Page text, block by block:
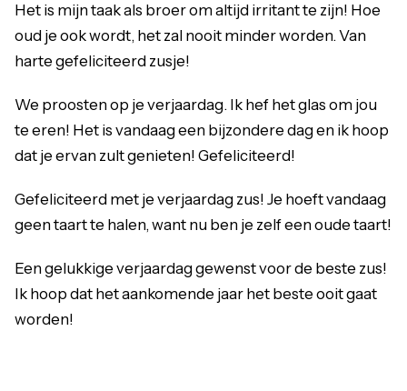
Het is mijn taak als broer om altijd irritant te zijn! Hoe
oud je ook wordt, het zal nooit minder worden. Van
harte gefeliciteerd zusje!
We proosten op je verjaardag. Ik hef het glas om jou
te eren! Het is vandaag een bijzondere dag en ik hoop
dat je ervan zult genieten! Gefeliciteerd!
Gefeliciteerd met je verjaardag zus! Je hoeft vandaag
geen taart te halen, want nu ben je zelf een oude taart!
Een gelukkige verjaardag gewenst voor de beste zus!
Ik hoop dat het aankomende jaar het beste ooit gaat
worden!